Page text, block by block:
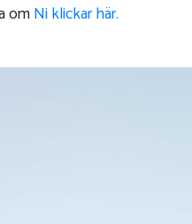
omNi klickar här.